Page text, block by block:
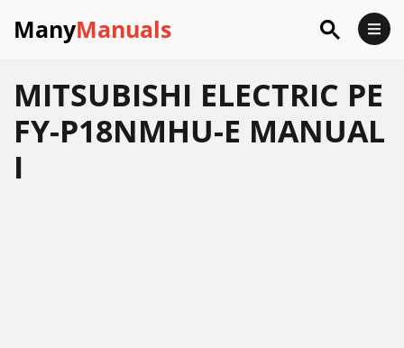
ManyManuals
MITSUBISHI ELECTRIC PE
FY-P18NMHU-E MANUAL
I